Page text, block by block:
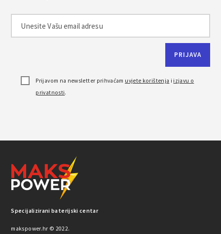
Prijavom na newsletter prihvaćam uvjete korištenja i izjavu o
privatnosti.
Specijalizirani baterijski centar
makspower.hr © 2022.